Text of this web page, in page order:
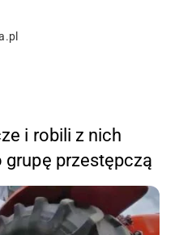
i robili z nich
grupę przestępczą